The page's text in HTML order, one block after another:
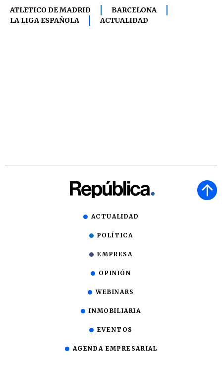
ATLETICO DE MADRID
BARCELONA
LA LIGA ESPAÑOLA
ACTUALIDAD
ACTUALIDAD
POLÍTICA
EMPRESA
OPINIÓN
WEBINARS
INMOBILIARIA
EVENTOS
AGENDA EMPRESARIAL